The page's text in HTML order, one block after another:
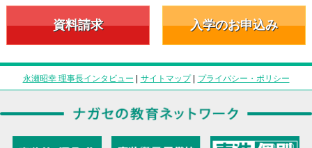
資料請求 入学のお申込み
永瀬昭幸 理事長インタビュー | サイトマップ| プライバシー・ポリシー